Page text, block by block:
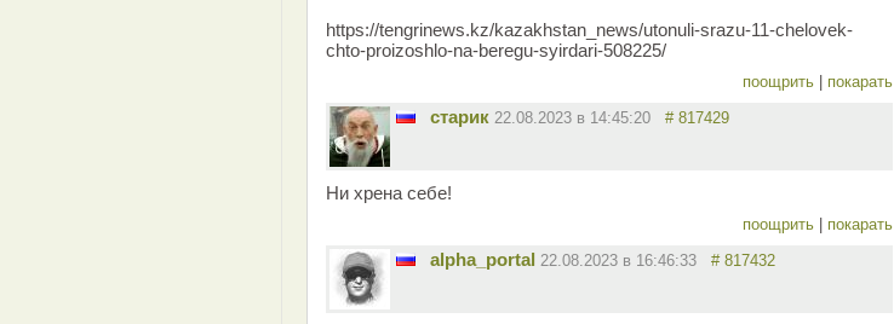
https://tengrinews.kz/kazakhstan_news/utonuli-srazu-11-chelovek-
chto-proizoshlo-na-beregu-syirdari-508225/
поощрить покарать
старик 22.08.2023 в 14:45:20 # 817429
Ни хрена себе!
поощрить покарать
alpha_portal 22.08.2023 в 16:46:33 # 817432